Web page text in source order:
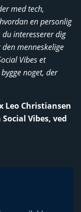
med tech,
en personlig
interesserer dig
menneskelige
Vibes et
noget, der
Leo Christiansen
Vibes, ved